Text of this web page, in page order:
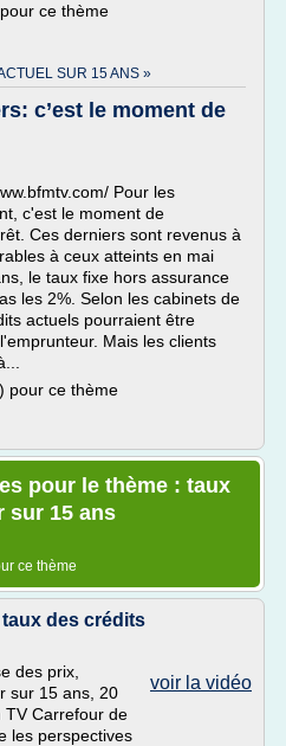
ce thème
SUR 15 ANS »
c’est le moment de
Pour les
c'est le moment de
Ces derniers sont revenus à
à ceux atteints en mai
le taux fixe hors assurance
les 2%. Selon les cabinets de
actuels pourraient être
Mais les clients
) pour ce thème
pour le thème : taux
sur 15 ans
ce thème
des crédits
voir la vidéo
des prix,
sur 15 ans, 20
TV Carrefour de
les perspectives